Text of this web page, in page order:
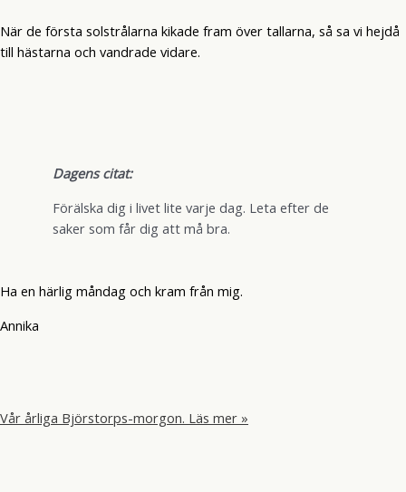
När de första solstrålarna kikade fram över tallarna, så sa vi hejdå
till hästarna och vandrade vidare.
Dagens citat:
Förälska dig i livet lite varje dag. Leta efter de
saker som får dig att må bra.
Ha en härlig måndag och kram från mig.
Annika
Vår årliga Björstorps-morgon. Läs mer »